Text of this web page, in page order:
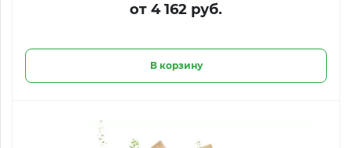
от 4 162 руб.
В корзину